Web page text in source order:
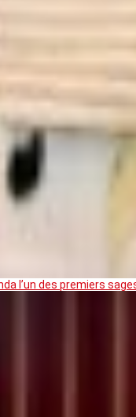
l’un des premiers